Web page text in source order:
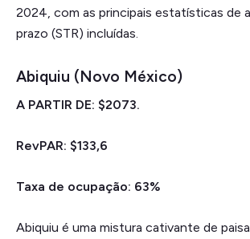
2024, com as principais estatísticas de
prazo (STR) incluídas.
Abiquiu (Novo México)
A PARTIR DE: $2073.
RevPAR: $133,6
Taxa de ocupação: 63%
Abiquiu é uma mistura cativante de